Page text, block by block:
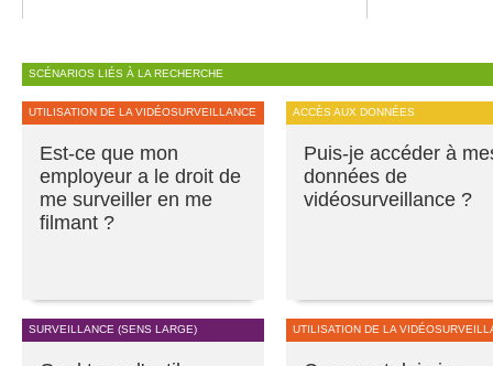
SCÉNARIOS LIÉS À LA RECHERCHE
UTILISATION DE LA VIDÉOSURVEILLANCE
Est-ce que mon
employeur a le droit de
me surveiller en me
filmant ?
ACCÈS AUX DONNÉES
Puis-je accéder à
données de
vidéosurveillance ?
SURVEILLANCE (SENS LARGE) UTILISATION DE LA